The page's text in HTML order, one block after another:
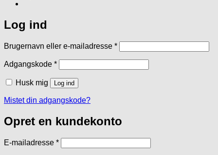
Log ind
Brugernavn eller e-mailadresse *Påkrævet
Adgangskode *Påkrævet
Husk mig Log ind
Mistet din adgangskode?
Opret en kundekonto
E-mailadresse *Påkrævet